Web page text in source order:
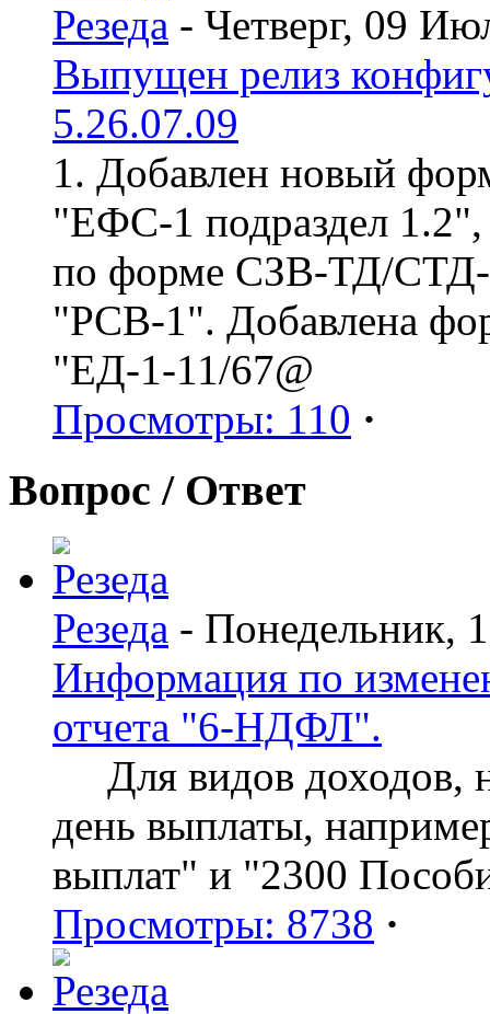
Резеда - Четверг, 09
Выпущен релиз
5.26.07.09
1. Добавлен новый
"ЕФС-1 подраздел
по форме СЗВ-ТД/СТД-
"РСВ-1". Добавлена
"ЕД-1-11/67@
Просмотры: 110 ·
Вопрос / Ответ
Резеда - Понедельник,
Информация по
отчета "6-НДФЛ".
Для видов доходов,
день выплаты,
выплат" и "2300
Просмотры: 8738 ·